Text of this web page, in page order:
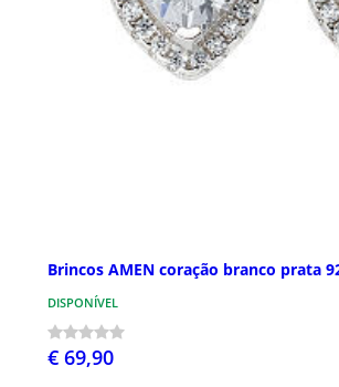
Brincos AMEN coração branco prata
DISPONÍVEL
€ 69,90